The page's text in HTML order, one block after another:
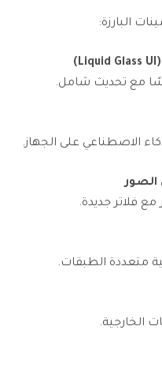
مع تحديث شامل.
الاصطناعي على الجهاز.
فلاتر جديدة.
متعددة الطبقات.